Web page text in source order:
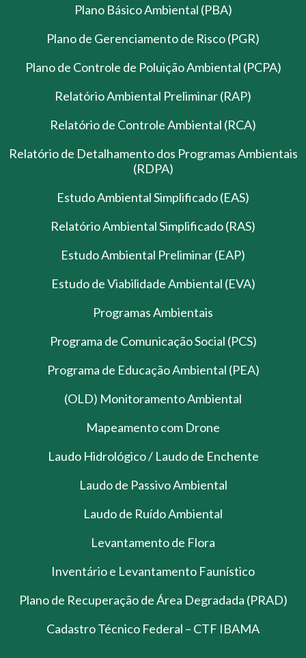
Plano Básico Ambiental (PBA)
Plano de Gerenciamento de Risco (PGR)
Plano de Controle de Poluição Ambiental (PCPA)
Relatório Ambiental Preliminar (RAP)
Relatório de Controle Ambiental (RCA)
Relatório de Detalhamento dos Programas Ambientais
(RDPA)
Estudo Ambiental Simplificado (EAS)
Relatório Ambiental Simplificado (RAS)
Estudo Ambiental Preliminar (EAP)
Estudo de Viabilidade Ambiental (EVA)
Programas Ambientais
Programa de Comunicação Social (PCS)
Programa de Educação Ambiental (PEA)
(OLD) Monitoramento Ambiental
Mapeamento com Drone
Laudo Hidrológico / Laudo de Enchente
Laudo de Passivo Ambiental
Laudo de Ruído Ambiental
Levantamento de Flora
Inventário e Levantamento Faunístico
Plano de Recuperação de Área Degradada (PRAD)
Cadastro Técnico Federal – CTF IBAMA